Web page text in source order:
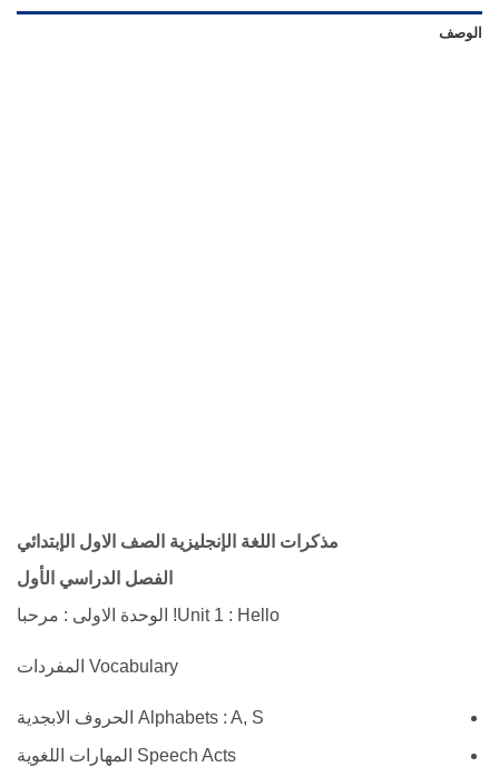
الوصف
مذكرات اللغة الإنجليزية الصف الاول الإبتدائي
الفصل الدراسي الأول
Unit 1 : Hello! الوحدة الاولى : مرحبا
Vocabulary المفردات
Alphabets : A, S الحروف الابجدية
Speech Acts المهارات اللغوية